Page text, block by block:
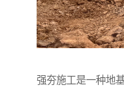
强夯施工是一种地